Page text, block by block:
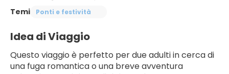
Temi
Ponti e festività
Idea di Viaggio
Questo viaggio è perfetto per due adulti in cerca di
una fuga romantica o una breve avventura